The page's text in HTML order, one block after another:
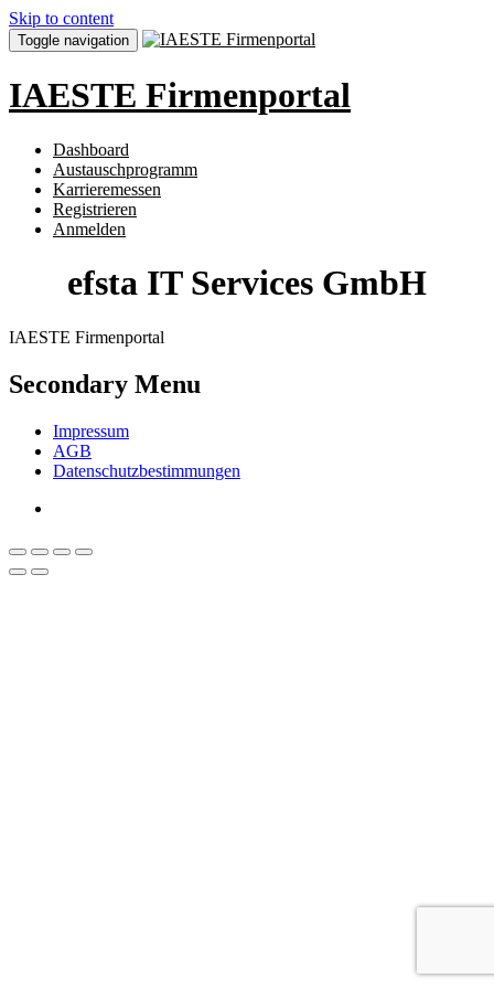
Skip to content
Toggle navigation
IAESTE Firmenportal
Dashboard
Austauschprogramm
Karrieremessen
Registrieren
Anmelden
efsta IT Services GmbH
IAESTE Firmenportal
Secondary Menu
Impressum
AGB
Datenschutzbestimmungen